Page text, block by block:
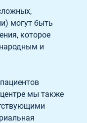
могут быть
которое
и
мы также